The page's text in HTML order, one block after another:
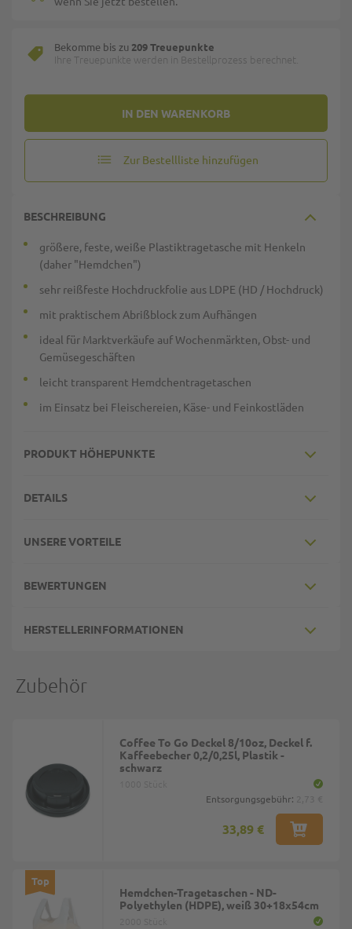
IN DEN WARENKORB
Bekomme bis zu 209 Treuepunkte
Ihre Treuepunkte werden in Bestellprozess berechnet.
Zur Bestellliste hinzufügen
BESCHREIBUNG
größere, feste, weiße Plastiktragetasche mit Henkeln
(daher "Hemdchen")
sehr reißfeste Hochdruckfolie aus LDPE (HD / Hochdruck)
mit praktischem Abrißblock zum Aufhängen
ideal für Marktverkäufe auf Wochenmärkten, Obst- und
Gemüsegeschäften
leicht transparent Hemdchentragetaschen
im Einsatz bei Fleischereien, Käse- und Feinkostläden
PRODUKT HÖHEPUNKTE
DETAILS
UNSERE VORTEILE
BEWERTUNGEN
HERSTELLERINFORMATIONEN
Zubehör
Coffee To Go Deckel 8/10oz, Deckel f.
Kaffeebecher 0,2/0,25l, Plastik -
schwarz
Entsorgungsgebühr:
33,89 €
Top
Hemdchen-Tragetaschen - ND-
Polyethylen (HDPE), weiß 30+18x54cm